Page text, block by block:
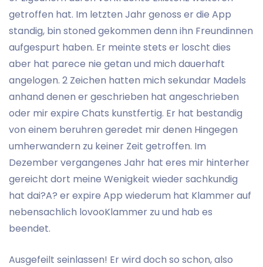
getroffen hat. Im letzten Jahr genoss er die App
standig, bin stoned gekommen denn ihn Freundinnen
aufgespurt haben. Er meinte stets er loscht dies
aber hat parece nie getan und mich dauerhaft
angelogen. 2 Zeichen hatten mich sekundar Madels
anhand denen er geschrieben hat angeschrieben
oder mir expire Chats kunstfertig. Er hat bestandig
von einem beruhren geredet mir denen Hingegen
umherwandern zu keiner Zeit getroffen. Im
Dezember vergangenes Jahr hat eres mir hinterher
gereicht dort meine Wenigkeit wieder sachkundig
hat dai?A? er expire App wiederum hat Klammer auf
nebensachlich lovooKlammer zu und hab es
beendet.
Ausgefeilt seinlassen! Er wird doch so schon, also